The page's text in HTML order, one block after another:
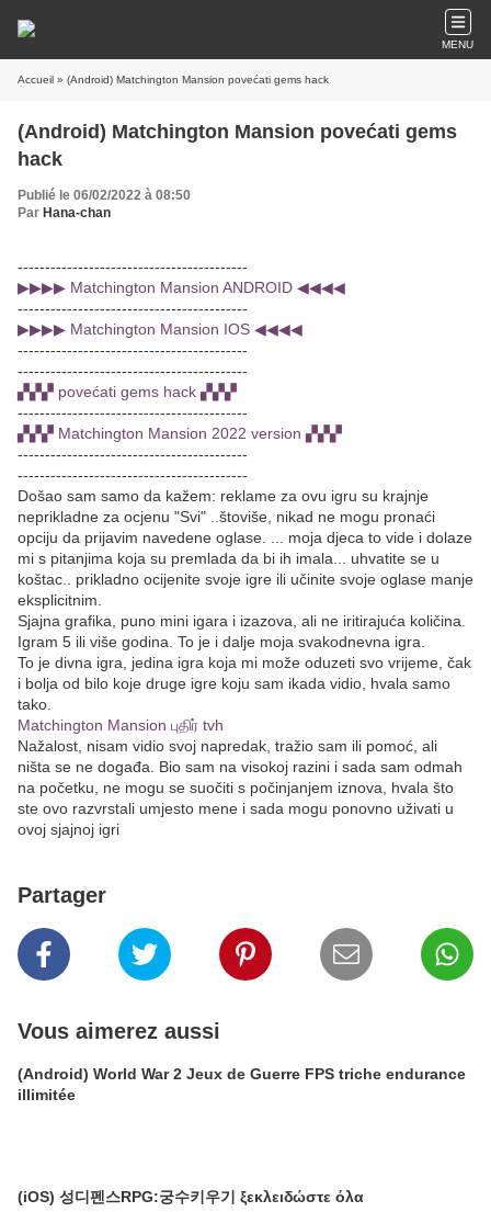
MENU
Accueil » (Android) Matchington Mansion povećati gems hack
(Android) Matchington Mansion povećati gems
hack
Publié le 06/02/2022 à 08:50
Par Hana-chan
------------------------------------------
▶▶▶▶ Matchington Mansion ANDROID ◀◀◀◀
------------------------------------------
▶▶▶▶ Matchington Mansion IOS ◀◀◀◀
------------------------------------------
------------------------------------------
▞▞▞ povećati gems hack ▞▞▞
------------------------------------------
▞▞▞ Matchington Mansion 2022 version ▞▞▞
------------------------------------------
------------------------------------------
Došao sam samo da kažem: reklame za ovu igru su krajnje
neprikladne za ocjenu "Svi" ..štoviše, nikad ne mogu pronaći
opciju da prijavim navedene oglase. ... moja djeca to vide i dolaze
mi s pitanjima koja su premlada da bi ih imala... uhvatite se u
koštac.. prikladno ocijenite svoje igre ili učinite svoje oglase manje
eksplicitnim.
Sjajna grafika, puno mini igara i izazova, ali ne iritirajuća količina.
Igram 5 ili više godina. To je i dalje moja svakodnevna igra.
To je divna igra, jedina igra koja mi može oduzeti svo vrijeme, čak
i bolja od bilo koje druge igre koju sam ikada vidio, hvala samo
tako.
Matchington Mansion புதிர் tvh
Nažalost, nisam vidio svoj napredak, tražio sam ili pomoć, ali
ništa se ne događa. Bio sam na visokoj razini i sada sam odmah
na početku, ne mogu se suočiti s počinjanjem iznova, hvala što
ste ovo razvrstali umjesto mene i sada mogu ponovno uživati u
ovoj sjajnoj igri
Partager
Vous aimerez aussi
(Android) World War 2 Jeux de Guerre FPS triche endurance
illimitée
(iOS) 성디펜스RPG:궁수키우기 ξεκλειδώστε όλα